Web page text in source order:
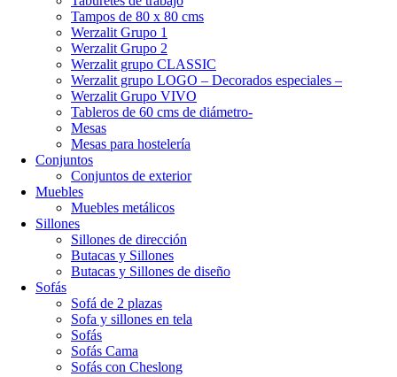
Tampos de 80 x 80 cms
Werzalit Grupo 1
Werzalit Grupo 2
Werzalit grupo CLASSIC
Werzalit grupo LOGO – Decorados especiales –
Werzalit Grupo VIVO
Tableros de 60 cms de diámetro-
Mesas
Mesas para hostelería
Conjuntos
Conjuntos de exterior
Muebles
Muebles metálicos
Sillones
Sillones de dirección
Butacas y Sillones
Butacas y Sillones de diseño
Sofás
Sofá de 2 plazas
Sofa y sillones en tela
Sofás
Sofás Cama
Sofás con Cheslong